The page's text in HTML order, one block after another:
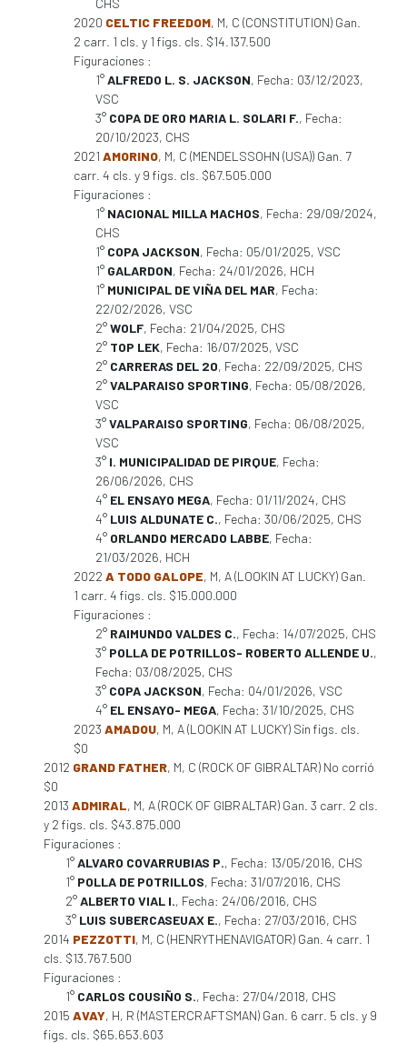
CHS
2020 CELTIC FREEDOM, M, C (CONSTITUTION) Gan.
2 carr. 1 cls. y 1 figs. cls. $14.137.500
Figuraciones :
1°ALFREDO L. S. JACKSON, Fecha: 03/12/2023,
VSC
3° COPA DE ORO MARIA L. SOLARI F., Fecha:
20/10/2023, CHS
2021 AMORINO, M, C (MENDELSSOHN (USA)) Gan. 7
carr. 4 cls. y 9 figs. cls. $67.505.000
Figuraciones :
1° NACIONAL MILLA MACHOS, Fecha: 29/09/2024,
CHS
1° COPA JACKSON, Fecha: 05/01/2025, VSC
1° GALARDON, Fecha: 24/01/2026, HCH
1° MUNICIPAL DE VIÑA DEL MAR, Fecha:
22/02/2026, VSC
2°WOLF, Fecha: 21/04/2025, CHS
2° TOP LEK, Fecha: 16/07/2025, VSC
2° CARRERAS DEL 20, Fecha: 22/09/2025, CHS
2°VALPARAISO SPORTING, Fecha: 05/08/2026,
VSC
3°VALPARAISO SPORTING, Fecha: 06/08/2025,
VSC
3° I. MUNICIPALIDAD DE PIRQUE, Fecha:
26/06/2026, CHS
4° EL ENSAYO MEGA, Fecha: 01/11/2024, CHS
4° LUIS ALDUNATE C., Fecha: 30/06/2025, CHS
4° ORLANDO MERCADO LABBE, Fecha:
21/03/2026, HCH
2022 A TODO GALOPE, M, A (LOOKIN AT LUCKY) Gan.
1 carr. 4 figs. cls. $15.000.000
Figuraciones :
2° RAIMUNDO VALDES C., Fecha: 14/07/2025, CHS
3° POLLA DE POTRILLOS- ROBERTO ALLENDE U.,
Fecha: 03/08/2025, CHS
3° COPA JACKSON, Fecha: 04/01/2026, VSC
4° EL ENSAYO- MEGA, Fecha: 31/10/2025, CHS
2023 AMADOU, M, A (LOOKIN AT LUCKY) Sin figs. cls.
$0
2012 GRAND FATHER, M, C (ROCK OF GIBRALTAR) No corrió
$0
2013 ADMIRAL, M, A (ROCK OF GIBRALTAR) Gan. 3 carr. 2 cls.
y 2 figs. cls. $43.875.000
Figuraciones :
1°ALVARO COVARRUBIAS P., Fecha: 13/05/2016, CHS
1° POLLA DE POTRILLOS, Fecha: 31/07/2016, CHS
2°ALBERTO VIAL I., Fecha: 24/06/2016, CHS
3° LUIS SUBERCASEUAX E., Fecha: 27/03/2016, CHS
2014 PEZZOTTI, M, C (HENRYTHENAVIGATOR) Gan. 4 carr. 1
cls. $13.767.500
Figuraciones :
1° CARLOS COUSIÑO S., Fecha: 27/04/2018, CHS
2015 AVAY, H, R (MASTERCRAFTSMAN) Gan. 6 carr. 5 cls. y 9
figs. cls. $65.653.603